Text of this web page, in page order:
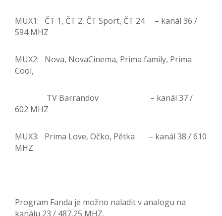
MUX1: ČT 1, ČT 2, ČT Sport, ČT 24 – kanál 36 /
594 MHZ
MUX2: Nova, NovaCinema, Prima family, Prima
Cool,
TV Barrandov – kanál 37 /
602 MHZ
MUX3: Prima Love, Očko, Pětka – kanál 38 / 610
MHZ
Program Fanda je možno naladit v analogu na
kanálu 23 / 487,25 MHZ.